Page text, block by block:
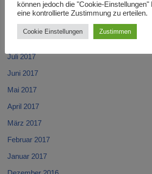
Oktober 2017
September 2017
August 2017
Juli 2017
Juni 2017
Mai 2017
April 2017
März 2017
Februar 2017
Januar 2017
können jedoch die "Cookie-Einstellungen"
eine kontrollierte Zustimmung zu erteilen.
Cookie Einstellungen Zustimmen